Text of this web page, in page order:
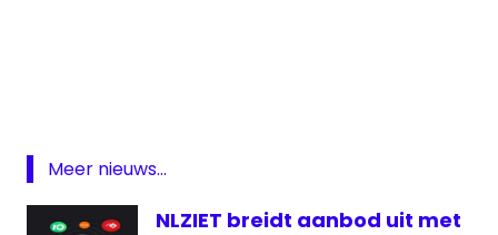
radio
radio
Meer nieuws...
NLZIET breidt aanbod uit met